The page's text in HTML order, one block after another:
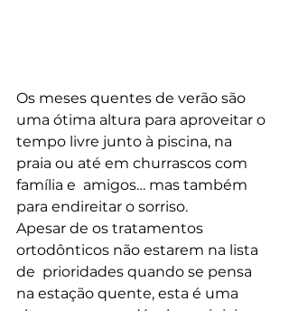
Os meses quentes de verão são
uma ótima altura para aproveitar o
tempo livre junto à piscina, na
praia ou até em churrascos com
família e  amigos… mas também
para endireitar o sorriso.
Apesar de os tratamentos
ortodônticos não estarem na lista
de  prioridades quando se pensa
na estação quente, esta é uma